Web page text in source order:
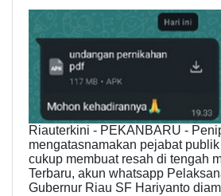
Riauterkini - PEKANBARU -
mengatasnamakan pejabat
cukup membuat resah di tengah
Terbaru, akun whatsapp
Gubernur Riau SF Hariyanto